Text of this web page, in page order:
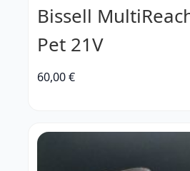
Bissell
Pet 21V
60,00€